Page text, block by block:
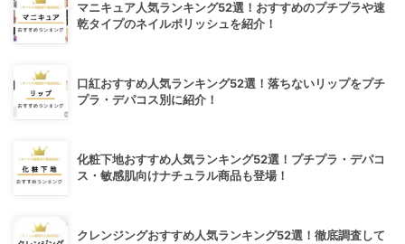
マニキュア人気ランキング52選！おすすめのプチプラや速
乾タイプのネイルポリッシュを紹介！
口紅おすすめ人気ランキング52選！落ちないリップをプチ
プラ・デパコス別に紹介！
化粧下地おすすめ人気ランキング52選！プチプラ・デパコ
ス・敏感肌向けナチュラル商品も登場！
クレンジングおすすめ人気ランキング52選！徹底調査して